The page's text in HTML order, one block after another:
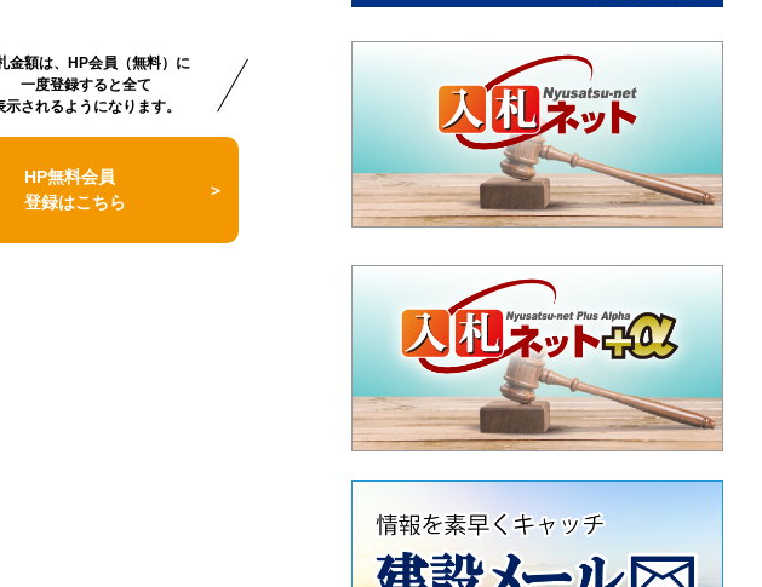
金額は、HP会員（無料）に
一度登録すると全て
示されるようになります。
HP無料会員
登録はこちら